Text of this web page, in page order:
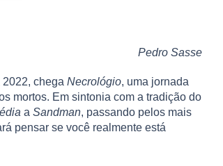
Pedro Sasse
chega Necrológio, uma jornada
mortos. Em sintonia com a tradição do
a Sandman, passando pelos mais
pensar se você realmente está